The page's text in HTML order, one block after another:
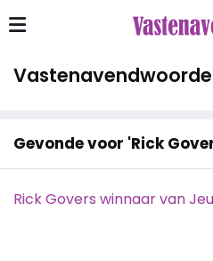
Gevonde voor 'Rick
Rick Govers winnaar van